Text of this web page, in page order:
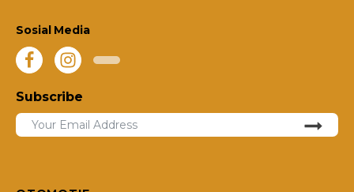
Sosial Media
Subscribe